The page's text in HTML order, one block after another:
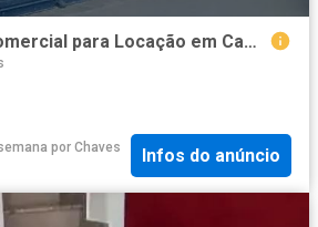
Casa / Sobrado Comercial para Locação em Campos dos Goytacazes/RJ Parque Turf Club
por Chaves
Infos do anúncio